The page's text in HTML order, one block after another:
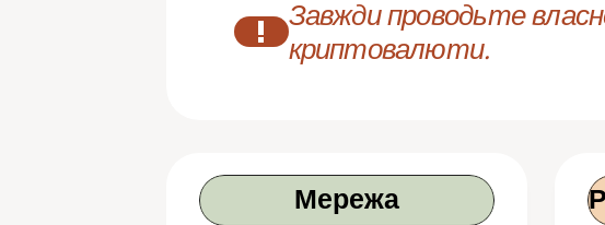
!
Завжди проводьте
криптовалюти.
Мережа